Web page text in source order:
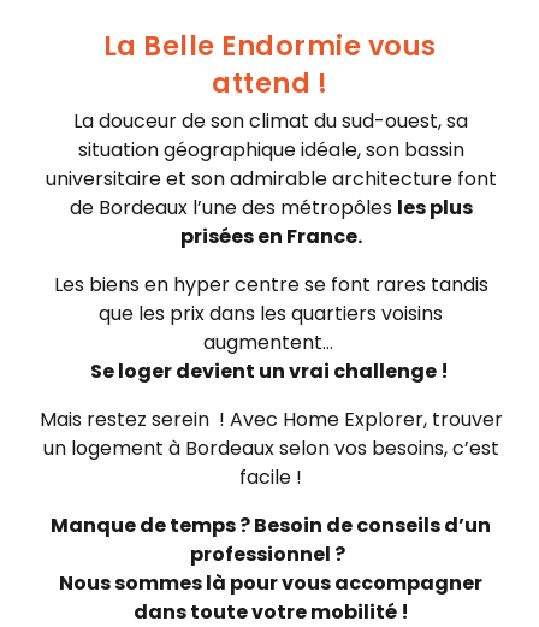
La Belle Endormie vous
attend !
La douceur de son climat du sud-ouest, sa
situation géographique idéale, son bassin
universitaire et son admirable architecture font
de Bordeaux l’une des métropôles les plus
prisées en France.
Les biens en hyper centre se font rares tandis
que les prix dans les quartiers voisins
augmentent…
Se loger devient un vrai challenge !
Mais restez serein ! Avec Home Explorer, trouver
un logement à Bordeaux selon vos besoins, c’est
facile !
Manque de temps ? Besoin de conseils d’un
professionnel ?
Nous sommes là pour vous accompagner
dans toute votre mobilité !